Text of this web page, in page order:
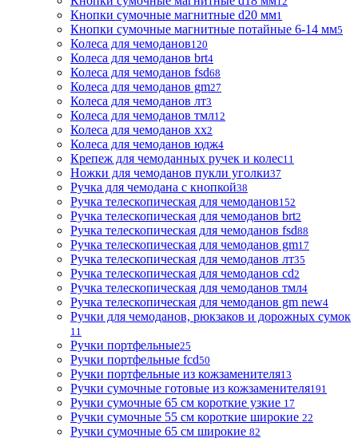
Кнопки сумочные магнитные d20 мм1
Кнопки сумочные магнитные потайные 6-14 мм5
Колеса для чемоданов120
Колеса для чемоданов brt4
Колеса для чемоданов fsd68
Колеса для чемоданов gm27
Колеса для чемоданов лт3
Колеса для чемоданов тмл12
Колеса для чемоданов хх2
Колеса для чемоданов юдж4
Крепеж для чемоданных ручек и колес11
Ножки для чемоданов пукли уголки37
Ручка для чемодана с кнопкой38
Ручка телескопическая для чемоданов152
Ручка телескопическая для чемоданов brt2
Ручка телескопическая для чемоданов fsd88
Ручка телескопическая для чемоданов gm17
Ручка телескопическая для чемоданов лт35
Ручка телескопическая для чемоданов сd2
Ручка телескопическая для чемоданов тмл4
Ручка телескопическая для чемоданов gm new4
Ручки для чемоданов, рюкзаков и дорожных сумок
11
Ручки портфельные25
Ручки портфельные fcd50
Ручки портфельные из кожзаменителя13
Ручки сумочные готовые из кожзаменителя191
Ручки сумочные 65 см короткие узкие 17
Ручки сумочные 55 см короткие широкие 22
Ручки сумочные 65 см широкие 82